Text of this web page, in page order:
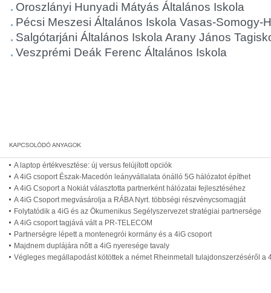
Oroszlányi Hunyadi Mátyás Általános Iskola
Pécsi Meszesi Általános Iskola Vasas-Somogy-
Salgótarjáni Általános Iskola Arany János
Veszprémi Deák Ferenc Általános Iskola
A laptop értékvesztése: új versus felújított opciók
A 4iG csoport Észak-Macedón leányvállalata önálló 5G hálózatot építhet
A 4iG Csoport a Nokiát választotta partnerként hálózatai fejlesztéséhez
A 4iG Csoport megvásárolja a RÁBA Nyrt. többségi részvénycsomagját
Folytatódik a 4iG és az Ökumenikus Segélyszervezet stratégiai partnersége
A 4iG csoport tagjává vált a PR-TELECOM
Partnerségre lépett a montenegrói kormány és a 4iG csoport
Majdnem duplájára nőtt a 4iG nyeresége tavaly
Végleges megállapodást kötöttek a német Rheinmetall tulajdonszerzéséről a